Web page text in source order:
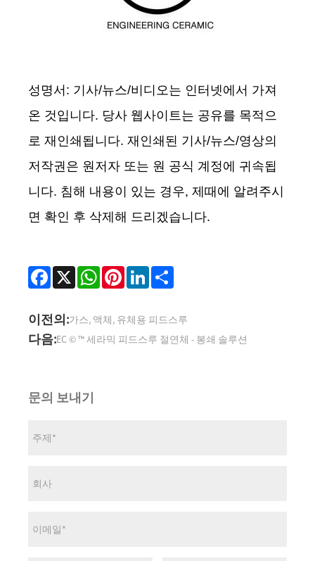
성명서: 기사/뉴스/비디오는 인터넷에서 가져
온 것입니다. 당사 웹사이트는 공유를 목적으
로 재인쇄됩니다. 재인쇄된 기사/뉴스/영상의
저작권은 원저자 또는 원 공식 계정에 귀속됩
니다. 침해 내용이 있는 경우, 제때에 알려주시
면 확인 후 삭제해 드리겠습니다.
Facebook
X WhatsAppPinterestLinkedIn
이전의:가스, 액체, 유체용 피드스루
다음:EC © ™ 세라믹 피드스루 절연체 - 봉쇄 솔루션
문의 보내기